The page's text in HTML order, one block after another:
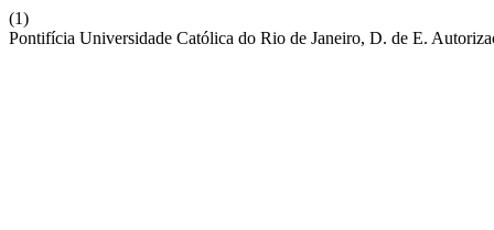
(1)
Pontifícia Universidade Católica do Rio de Janeiro, D. de E.